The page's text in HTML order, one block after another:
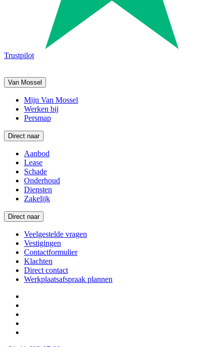
Trustpilot
Van Mossel
Mijn Van Mossel
Werken bij
Persmap
Direct naar
Aanbod
Lease
Schade
Onderhoud
Diensten
Zakelijk
Direct naar
Veelgestelde vragen
Vestigingen
Contactformulier
Klachten
Direct contact
Werkplaatsafspraak plannen